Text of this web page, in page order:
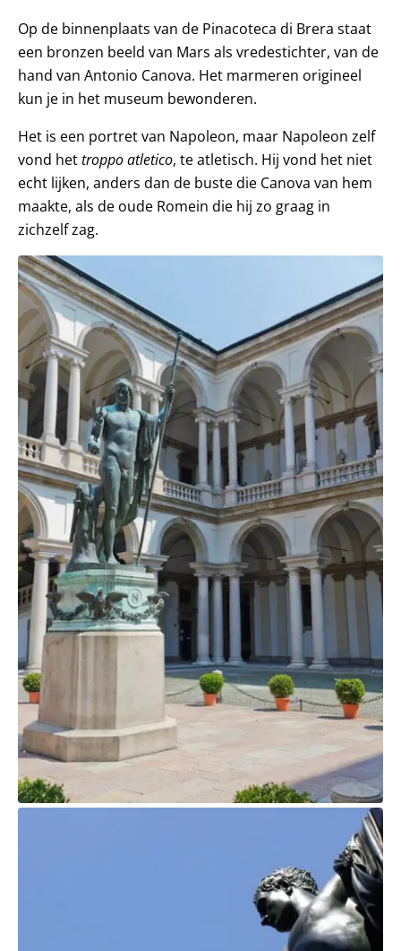
Op de binnenplaats van de Pinacoteca di Brera staat
een bronzen beeld van Mars als vredestichter, van de
hand van Antonio Canova. Het marmeren origineel
kun je in het museum bewonderen.
Het is een portret van Napoleon, maar Napoleon zelf
vond hettroppo atletico, te atletisch. Hij vond het niet
echt lijken, anders dan de buste die Canova van hem
maakte, als de oude Romein die hij zo graag in
zichzelf zag.